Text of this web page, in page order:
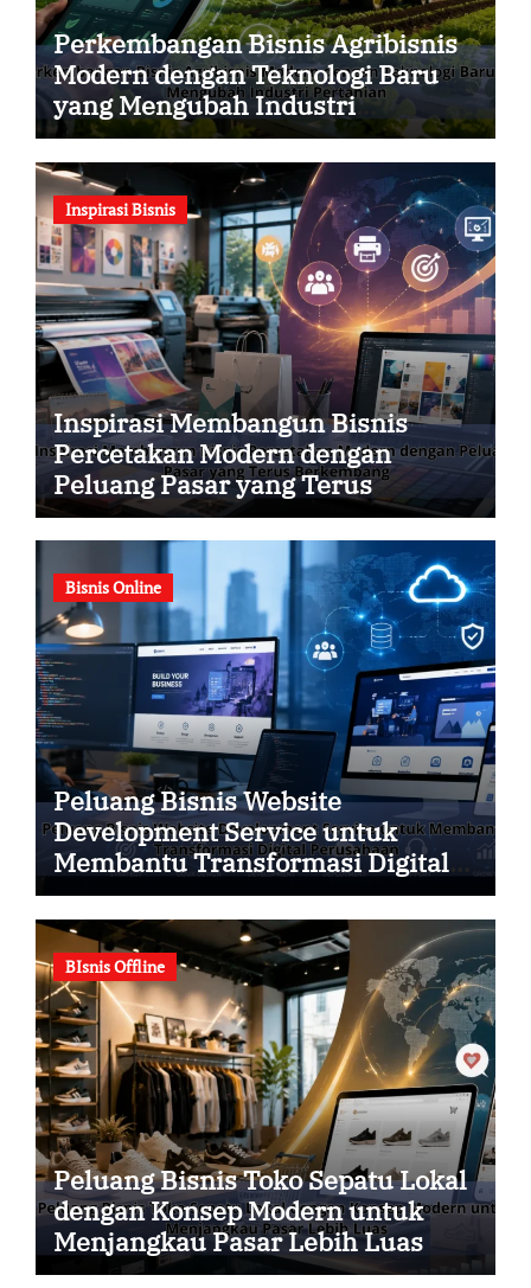
Perkembangan Bisnis Agribisnis
Modern dengan Teknologi Baru
yang Mengubah Industri
Pertanian
Inspirasi Bisnis
Inspirasi Membangun Bisnis
Percetakan Modern dengan
Peluang Pasar yang Terus
Berkembang
Bisnis Online
Peluang Bisnis Website
Development Service untuk
Membantu Transformasi Digital
Perusahaan
BIsnis Offline
Peluang Bisnis Toko Sepatu Lokal
dengan Konsep Modern untuk
Menjangkau Pasar Lebih Luas